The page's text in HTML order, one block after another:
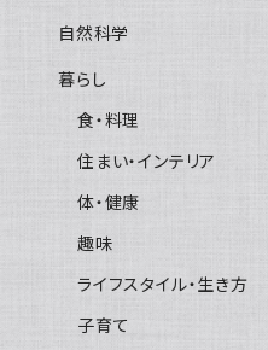
自然科学
暮らし
食・料理
住まい・インテリア
体・健康
趣味
ライフスタイル・生き方
子育て